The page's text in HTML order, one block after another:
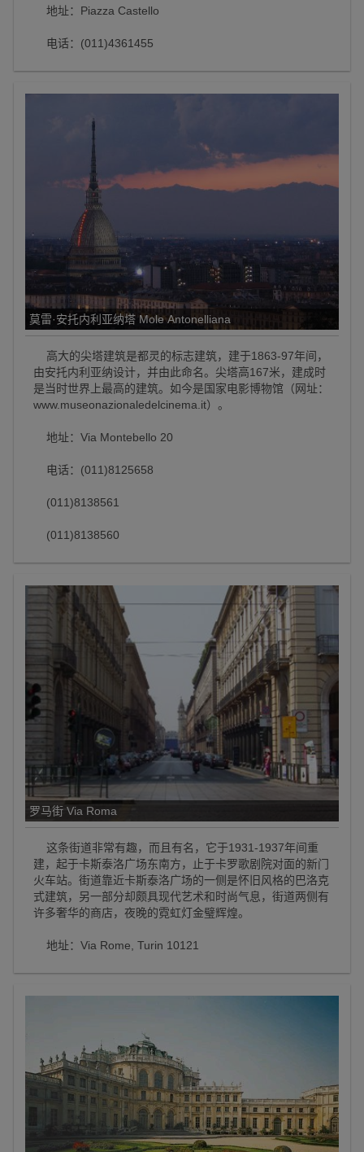
地址：Piazza Castello
电话：(011)4361455
莫雷·安托内利亚纳塔 Mole Antonelliana
高大的尖塔建筑是都灵的标志建筑，建于1863-97年间，
由安托内利亚纳设计，并由此命名。尖塔高167米，建成时
是当时世界上最高的建筑。如今是国家电影博物馆（网址：
www.museonazionaledelcinema.it）。
地址：Via Montebello 20
电话：(011)8125658
(011)8138561
(011)8138560
罗马街 Via Roma
这条街道非常有趣，而且有名，它于1931-1937年间重
建，起于卡斯泰洛广场东南方，止于卡罗歌剧院对面的新门
火车站。街道靠近卡斯泰洛广场的一侧是怀旧风格的巴洛克
式建筑，另一部分却颇具现代艺术和时尚气息，街道两侧有
许多奢华的商店，夜晚的霓虹灯金璧辉煌。
地址：Via Rome, Turin 10121